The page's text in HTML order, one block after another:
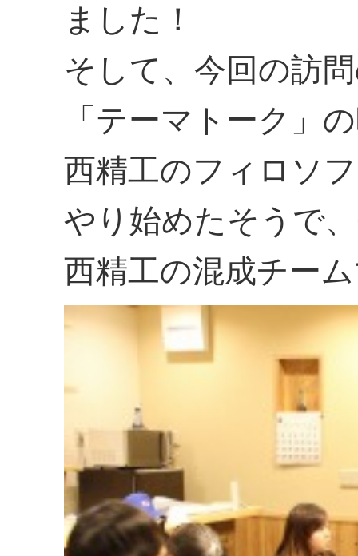
ました！
そして、今回の訪
「テーマトーク」
西精工のフィロソ
やり始めたそうで
西精工の混成チー